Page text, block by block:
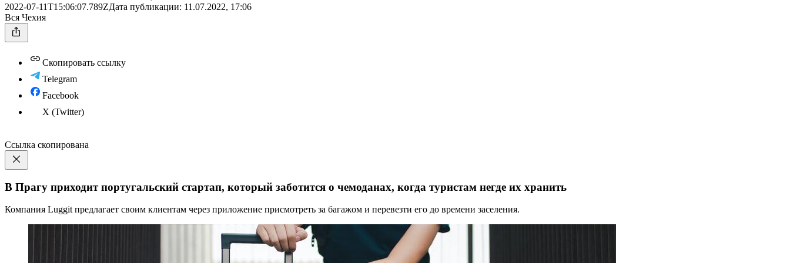
2022-07-11T15:06:07.789ZДата публикации: 11.07.2022, 17:06
Вся Чехия
Скопировать ссылку
Telegram
Facebook
X (Twitter)
Ссылка скопирована
В Прагу приходит португальский стартап, который заботится о чемоданах, когда туристам негде их хранить
Компания Luggit предлагает своим клиентам через приложение присмотреть за багажом и перевезти его до времени заселения.